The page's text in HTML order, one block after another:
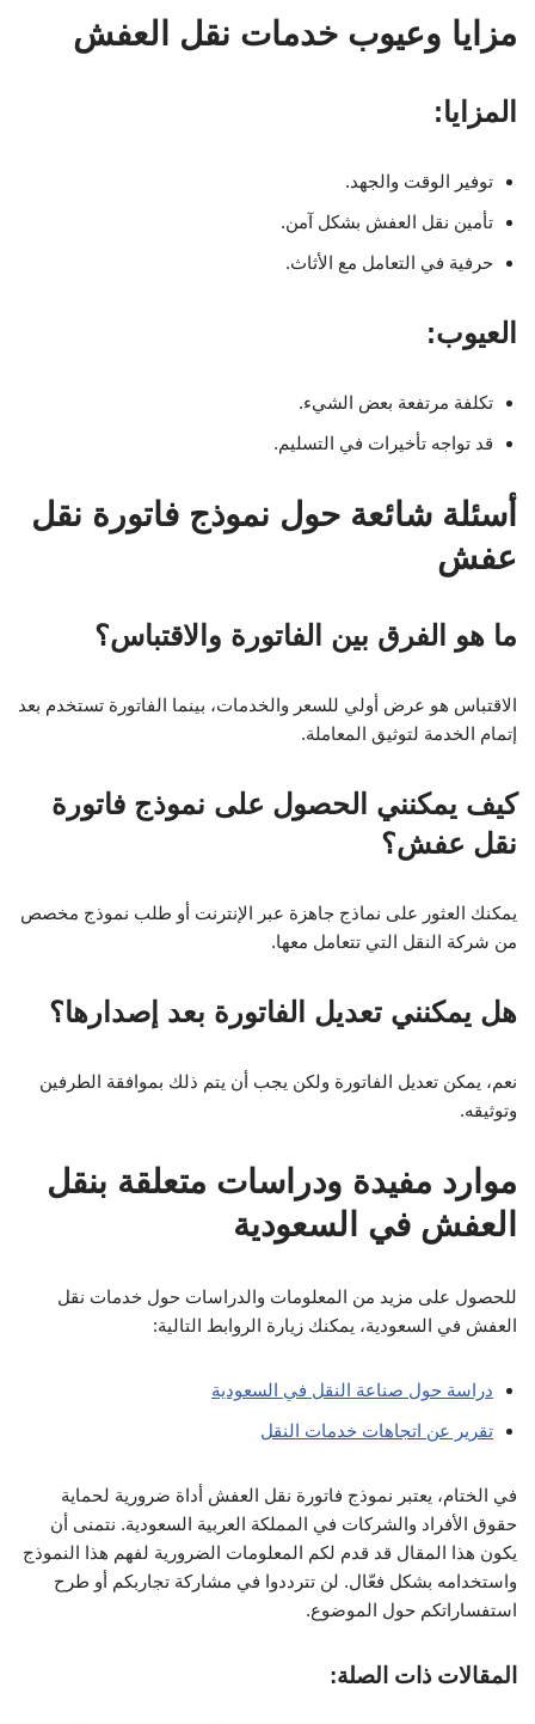
مزايا وعيوب خدمات نقل العفش
المزايا:
توفير الوقت والجهد.
تأمين نقل العفش بشكل آمن.
حرفية في التعامل مع الأثاث.
العيوب:
تكلفة مرتفعة بعض الشيء.
قد تواجه تأخيرات في التسليم.
أسئلة شائعة حول نموذج فاتورة نقل
عفش
ما هو الفرق بين الفاتورة والاقتباس؟
الاقتباس هو عرض أولي للسعر والخدمات، بينما الفاتورة تستخدم بعد
إتمام الخدمة لتوثيق المعاملة.
كيف يمكنني الحصول على نموذج فاتورة
نقل عفش؟
يمكنك العثور على نماذج جاهزة عبر الإنترنت أو طلب نموذج مخصص
من شركة النقل التي تتعامل معها.
هل يمكنني تعديل الفاتورة بعد إصدارها؟
نعم، يمكن تعديل الفاتورة ولكن يجب أن يتم ذلك بموافقة الطرفين
وتوثيقه.
موارد مفيدة ودراسات متعلقة بنقل
العفش في السعودية
للحصول على مزيد من المعلومات والدراسات حول خدمات نقل
العفش في السعودية، يمكنك زيارة الروابط التالية:
دراسة حول صناعة النقل في السعودية
تقرير عن اتجاهات خدمات النقل
في الختام، يعتبر نموذج فاتورة نقل العفش أداة ضرورية لحماية
حقوق الأفراد والشركات في المملكة العربية السعودية. نتمنى أن
يكون هذا المقال قد قدم لكم المعلومات الضرورية لفهم هذا النموذج
واستخدامه بشكل فعّال. لن تترددوا في مشاركة تجاربكم أو طرح
استفساراتكم حول الموضوع.
المقالات ذات الصلة: